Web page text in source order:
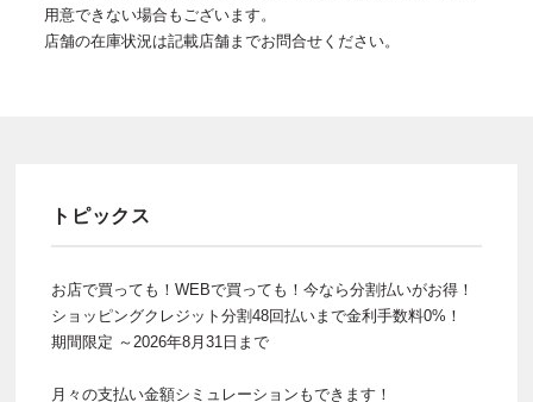
用意できない場合もございます。
店舗の在庫状況は記載店舗までお問合せください。
トピックス
お店で買っても！WEBで買っても！今なら分割払いがお得！
ショッピングクレジット分割48回払いまで金利手数料0%！
期間限定 ～2026年8月31日まで
月々の支払い金額シミュレーションもできます！